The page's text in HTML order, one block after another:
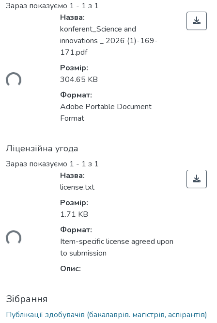
Зараз показуємо 1 - 1 з 1
Назва:
konferent_Science and
innovations _ 2026 (1)-169-
171.pdf
Розмір:
304.65 KB
Формат:
Adobe Portable Document
Format
Ліцензійна угода
Зараз показуємо 1 - 1 з 1
Назва:
license.txt
Розмір:
1.71 KB
Формат:
Item-specific license agreed upon
to submission
Опис:
Зібрання
Публікації здобувачів (бакалаврів. магістрів, аспірантів)